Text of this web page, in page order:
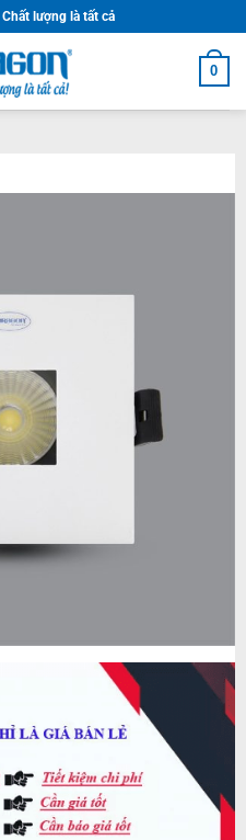
lượng là tất cả
0